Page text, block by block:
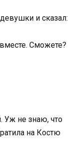
и сказал:
Сможете?
Уж не знаю, что
на Костю